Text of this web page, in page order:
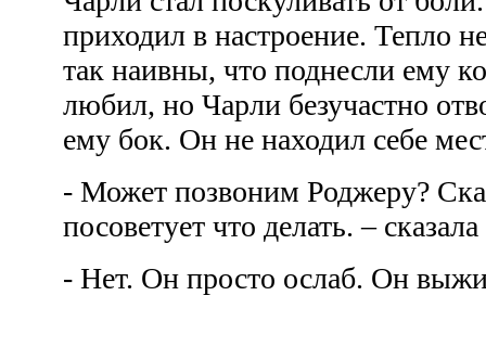
приходил в настроение. Тепло
так наивны, что поднесли ему
любил, но Чарли безучастно
ему бок. Он не находил себе
- Может позвоним Роджеру?
посоветует что делать. –
- Нет. Он просто ослаб. Он